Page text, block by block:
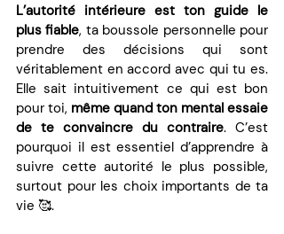
L’autorité intérieure est ton guide le
plus fiable, ta boussole personnelle pour
prendre des décisions qui sont
véritablement en accord avec qui tu es.
Elle sait intuitivement ce qui est bon
pour toi, même quand ton mental essaie
de te convaincre du contraire. C’est
pourquoi il est essentiel d’apprendre à
suivre cette autorité le plus possible,
surtout pour les choix importants de ta
vie 🥰.